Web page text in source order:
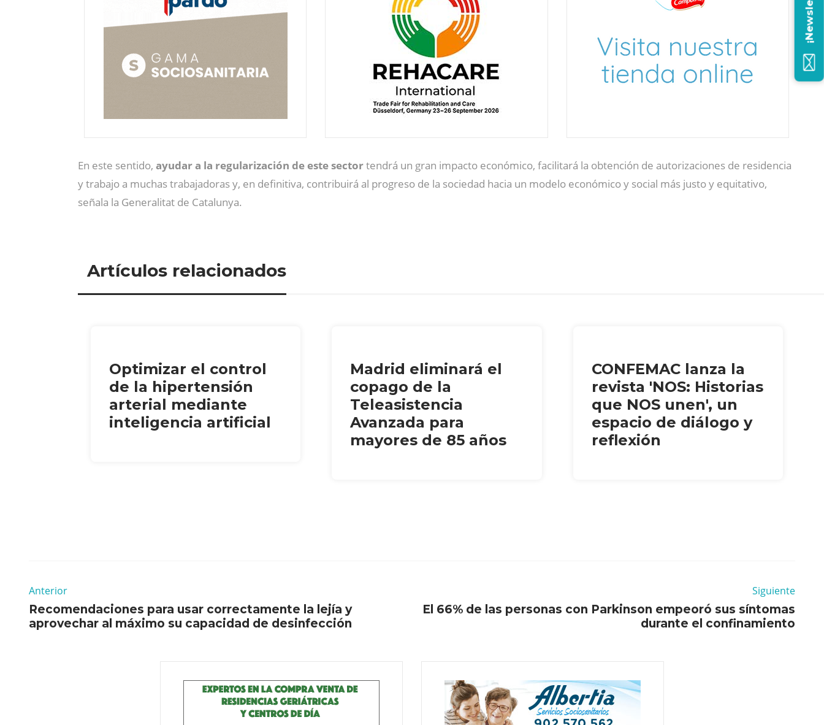
En este sentido, ayudar a la regularización de este sectortendrá un gran impacto económico, facilitará la obtención de autorizaciones de residencia
y trabajo a muchas trabajadoras y, en definitiva, contribuirá al progreso de la sociedad hacia un modelo económico y social más justo y equitativo,
señala la Generalitat de Catalunya.
Artículos relacionados
Optimizar el control
de la hipertensión
arterial mediante
inteligencia artificial
Madrid eliminará el
copago de la
Teleasistencia
Avanzada para
mayores de 85 años
CONFEMAC lanza la
revista 'NOS: Historias
que NOS unen', un
espacio de diálogo y
reflexión
Anterior
Recomendaciones para usar correctamente la lejía y
aprovechar al máximo su capacidad de desinfección
Siguiente
El 66% de las personas con Parkinson empeoró sus síntomas
durante el confinamiento